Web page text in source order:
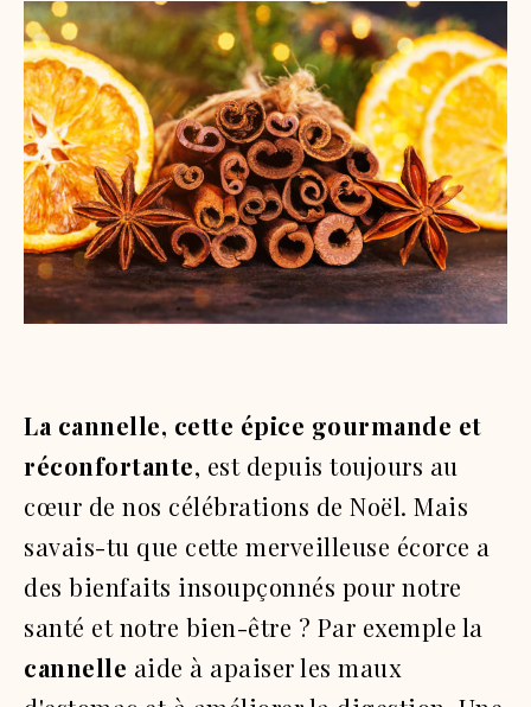
La cannelle, cette épice gourmande et
réconfortante, est depuis toujours au
cœur de nos célébrations de Noël. Mais
savais-tu que cette merveilleuse écorce a
des bienfaits insoupçonnés pour notre
santé et notre bien-être ? Par exemple la
cannelle aide à apaiser les maux